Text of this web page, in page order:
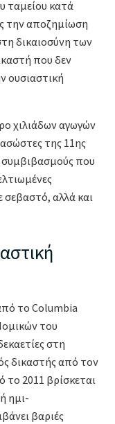
ταμείου κατά
την αποζημίωση
δικαιοσύνη των
που δεν
ουσιαστική
χιλιάδων αγωγών
της 11ης
που
σεβαστό, αλλά και
το Columbia
του
στη
δικαστής από τον
το 2011 βρίσκεται
ημι-
βαριές